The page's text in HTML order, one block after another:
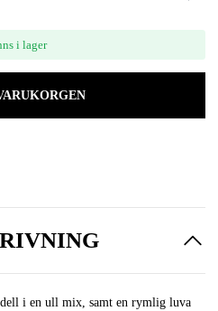
i lager
i en ull mix, samt en rymlig luva